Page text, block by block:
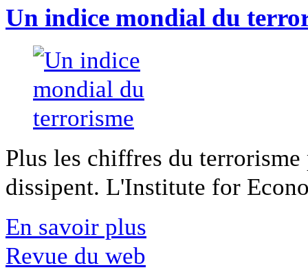
Un indice mondial du
Plus les chiffres du
dissipent. L'Institute for
En savoir plus
Revue du web